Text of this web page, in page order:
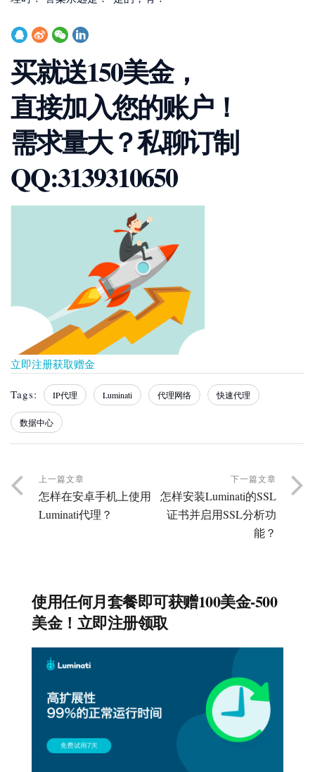
买就送150美金，
直接加入您的账户！
需求量大？私聊订制
QQ:3139310650
立即注册获取赠金
Tags: IP代理 Luminati 代理网络 快速代理
数据中心
上一篇文章
怎样在安卓手机上使用
Luminati代理？
下一篇文章
怎样安装Luminati的SSL
证书并启用SSL分析功
能？
使用任何月套餐即可获赠100美金-500
美金！立即注册领取